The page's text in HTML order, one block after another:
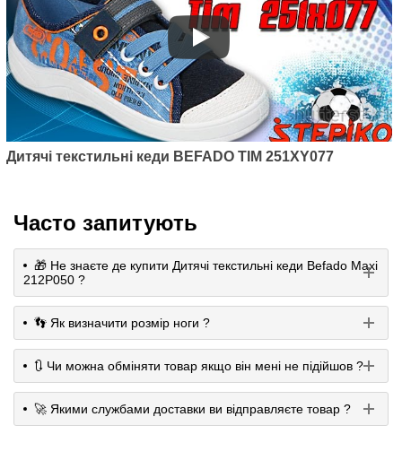
Дитячі текстильні кеди BEFADO TIM 251XY077
Часто запитують
🎁 Не знаєте де купити Дитячі текстильні кеди Befado Maxi
212P050 ?
👣 Як визначити розмір ноги ?
🔃 Чи можна обміняти товар якщо він мені не підійшов ?
🚀 Якими службами доставки ви відправляєте товар ?